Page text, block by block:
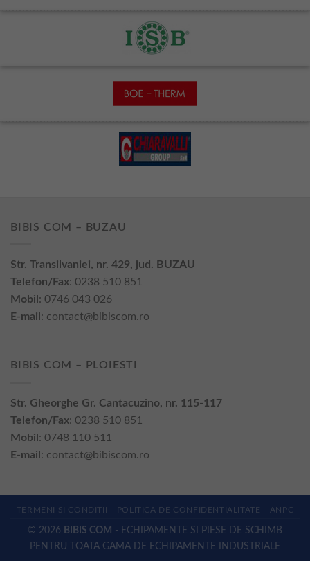
BIBIS COM – BUZAU
Str. Transilvaniei, nr. 429, jud. BUZAU
Telefon/Fax: 0238 510 851
Mobil : 0746 043 026
E-mail : contact@bibiscom.ro
BIBIS COM – PLOIESTI
Str. Gheorghe Gr. Cantacuzino, nr. 115-117
Telefon/Fax: 0238 510 851
Mobil : 0748 110 511
E-mail : contact@bibiscom.ro
TERMENI SI CONDITII POLITICA DE CONFIDENTIALITATE ANPC
© 2026 BIBIS COM - ECHIPAMENTE SI PIESE DE SCHIMB
PENTRU TOATA GAMA DE ECHIPAMENTE INDUSTRIALE